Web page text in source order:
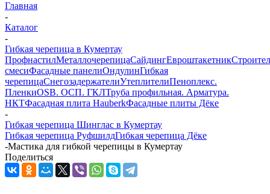
Главная
-
Каталог
-
Гибкая черепица в Кумертау
ПрофнастилМеталлочерепицаСайдингЕвроштакетник
смесиФасадные панелиОндулинГибкая
черепицаСнегозадержателиУтеплителиПеноплекс.
ПленкиOSB. ОСП. ГКЛТруба профильная. Арматура.
НКТФасадная плита HauberkФасадные плиты Дёке
-
Гибкая черепица Шинглас в Кумертау
Гибкая черепица РуфшилдГибкая черепица Дёке
-Мастика для гибкой черепицы в Кумертау
Поделиться